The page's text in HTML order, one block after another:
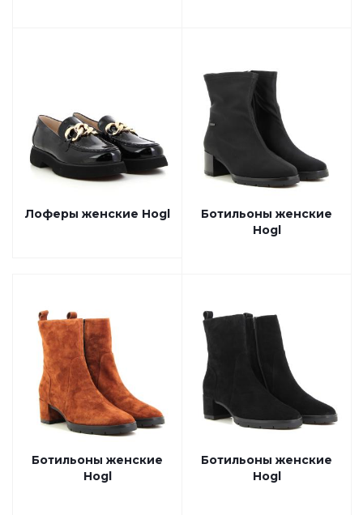
Лоферы женские Hogl
Ботильоны женские
Hogl
Ботильоны женские
Hogl
Ботильоны женские
Hogl